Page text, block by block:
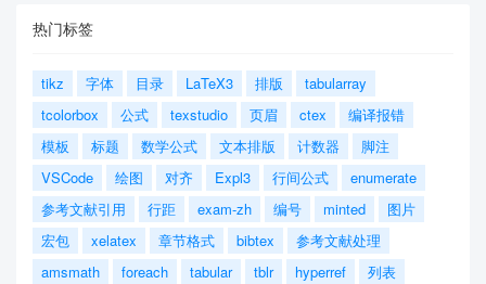
热门标签
tikz 字体 目录 LaTeX3 排版
tabularray
tcolorbox
公式 texstudio 页眉 ctex
编译报错
模板
标题 数学公式 文本排版 计数器
脚注
VSCode
绘图 对齐 Expl3 行间公式
enumerate
参考文献引用
行距 exam-zh 编号 minted
图片
宏包
xelatex 章节格式 bibtex
参考文献处理
amsmath
foreach tabular tblr hyperref
列表